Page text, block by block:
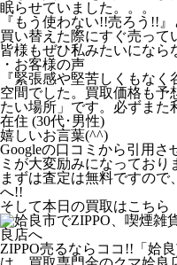
眠らせていました。。。
『もう使わない!!売ろう!!
買い替えた際にすぐ売って
皆様もぜひ私みたいになら
・お客様の声
『緊張感や堅苦しくもな
空間でした。買取価格も予
たい場所」です。必ずまた
在住 (30代･男性)
嬉しいお言葉(^^)
Googleの口コミから引用さ
ミが大変励みになっており
まずは査定は無料ですの
へ!!
そして本日の買取はこちら
ZIPPO売るならココ!!「姶